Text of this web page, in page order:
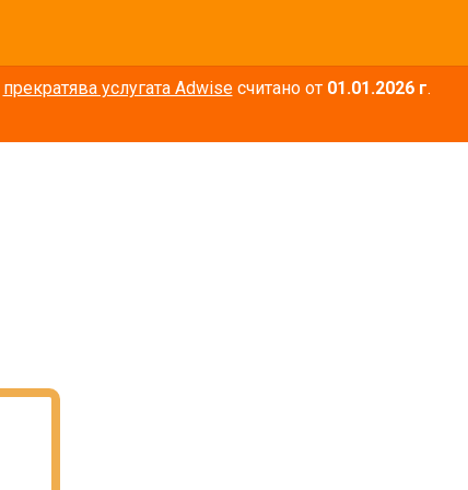
прекратява услугата Adwiseсчитано от 01.01.2026 г.